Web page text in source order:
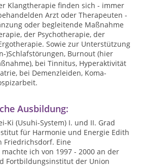
Klangtherapie finden sich - immer
Arzt oder Therapeuten -
oder begleitende Maßnahme
der Psychotherapie, der
Sowie zur Unterstützung
)Schlafstörungen, Burnout (hier
bei Tinnitus, Hyperaktivität
bei Demenzleiden, Koma-
Ausbildung:
Ki (Usuhi-System) I. und II. Grad
für Harmonie und Energie Edith
Friedrichsdorf. Eine
ich von 1997 - 2000 an der
Fortbildungsinstitut der Union